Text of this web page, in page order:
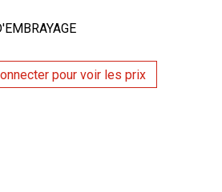
pour voir les prix